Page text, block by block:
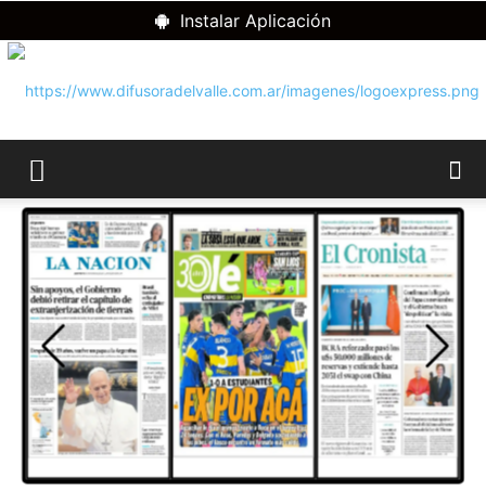
Instalar Aplicación
DIFUSORA
DEL
VALLE